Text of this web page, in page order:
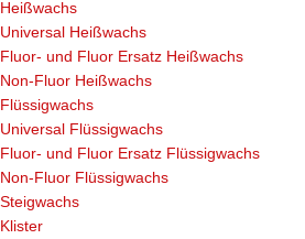
Heißwachs
Universal Heißwachs
Fluor- und Fluor Ersatz Heißwachs
Non-Fluor Heißwachs
Flüssigwachs
Universal Flüssigwachs
Fluor- und Fluor Ersatz Flüssigwachs
Non-Fluor Flüssigwachs
Steigwachs
Klister